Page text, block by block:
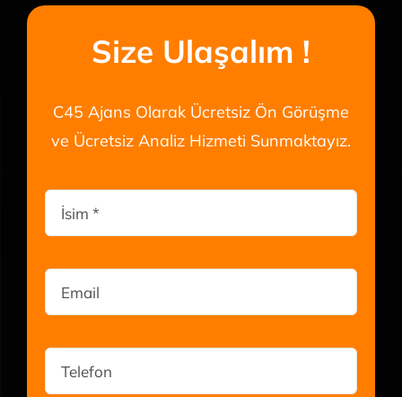
Size Ulaşalım !
C45 Ajans Olarak Ücretsiz Ön Görüşme
ve Ücretsiz Analiz Hizmeti Sunmaktayız.